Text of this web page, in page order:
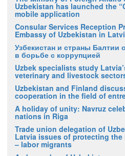
Uzbekistan has launched the
mobile application
Consular Services Reception
Embassy of Uzbekistan in
Узбекистан и страны Балтии
в борьбе с коррупцией
Uzbek specialists study
veterinary and livestock
Uzbekistan and Finland
cooperation in the field of
A holiday of unity: Navruz
nations in Riga
Trade union delegation of
Latvia issues of protecting
– labor migrants